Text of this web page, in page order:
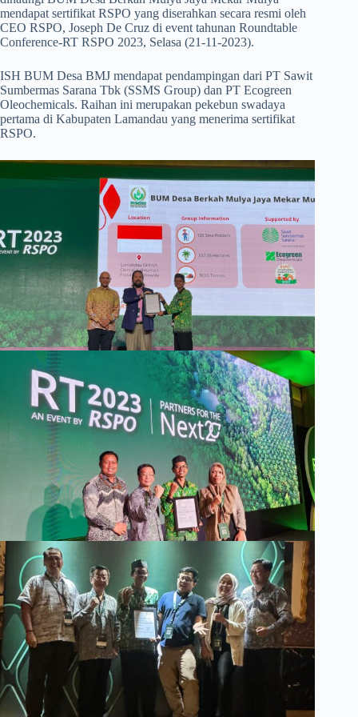
mendapat sertifikat RSPO yang diserahkan secara resmi oleh
CEO RSPO, Joseph De Cruz di event tahunan Roundtable
Conference-RT RSPO 2023, Selasa (21-11-2023).
ISH BUM Desa BMJ mendapat pendampingan dari PT Sawit
Sumbermas Sarana Tbk (SSMS Group) dan PT Ecogreen
Oleochemicals. Raihan ini merupakan pekebun swadaya
pertama di Kabupaten Lamandau yang menerima sertifikat
RSPO.